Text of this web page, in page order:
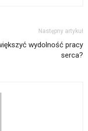
Następny artykuł
wydolność pracy
serca?